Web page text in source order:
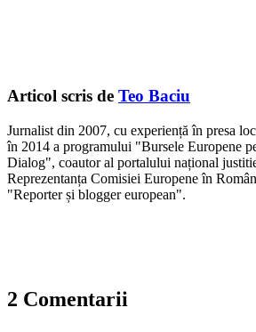
Articol scris de Teo Baciu
Jurnalist din 2007, cu experiență în presa
în 2014 a programului "Bursele Europene
Dialog", coautor al portalului național
Reprezentanța Comisiei Europene în
"Reporter și blogger european".
2 Comentarii